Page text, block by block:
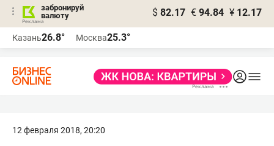
забронируй
валюту
$ 82.17 € 94.84 ¥ 12.17
Казань26.8° Москва25.3°
12 февраля 2018, 20:20